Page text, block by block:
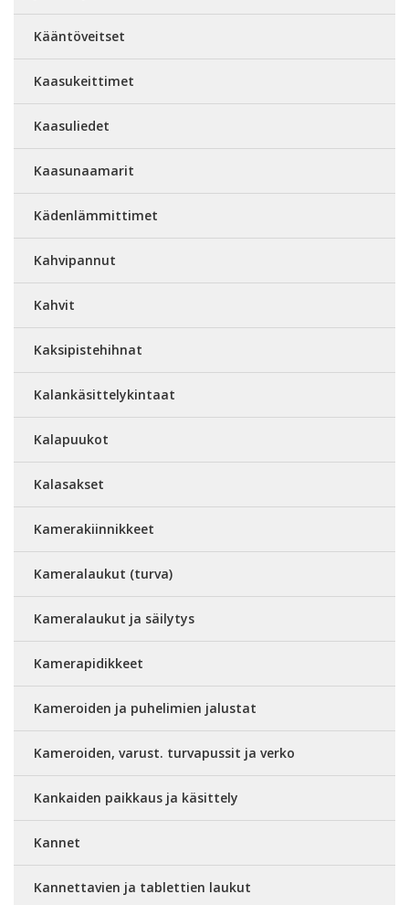
Kääntöveitset
Kaasukeittimet
Kaasuliedet
Kaasunaamarit
Kädenlämmittimet
Kahvipannut
Kahvit
Kaksipistehihnat
Kalankäsittelykintaat
Kalapuukot
Kalasakset
Kamerakiinnikkeet
Kameralaukut (turva)
Kameralaukut ja säilytys
Kamerapidikkeet
Kameroiden ja puhelimien jalustat
Kameroiden, varust. turvapussit ja verko
Kankaiden paikkaus ja käsittely
Kannet
Kannettavien ja tablettien laukut